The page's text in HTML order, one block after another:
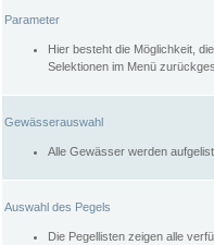
Parameter
Hier besteht die Möglichkeit,
Selektionen im Menü
Gewässerauswahl
Alle Gewässer werden
Auswahl des Pegels
Die Pegellisten zeigen alle